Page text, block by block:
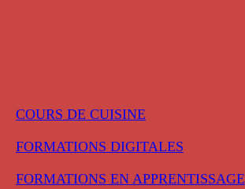
COURS DE CUISINE
FORMATIONS DIGITALES
FORMATIONS EN APPRENTISSAGE